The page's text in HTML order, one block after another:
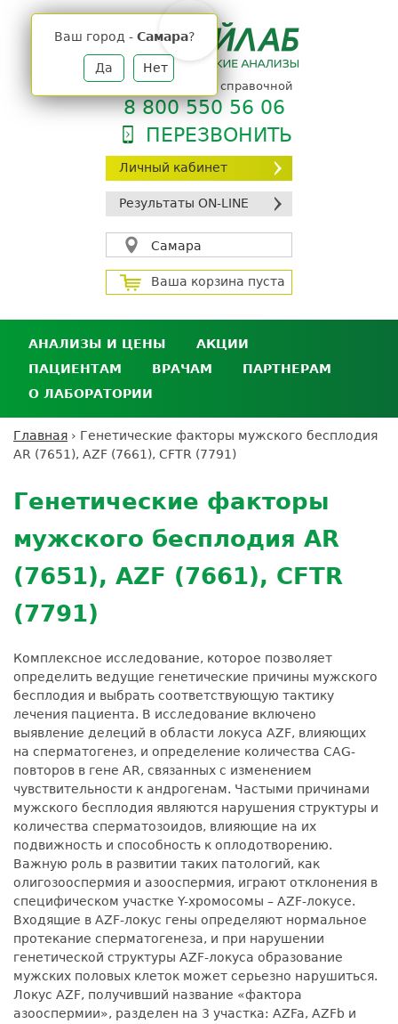
Личный кабинет
Результаты ON-LINE
Самара
Ваш город - Самара?
Да Нет
Ваша корзина пуста
телефон единой справочной
8 800 550 56 06
ПЕРЕЗВОНИТЬ
АНАЛИЗЫ И ЦЕНЫ
Анализы и цены
Где сдать анализы
Выезд на дом
Подготовка к анализам
Расшифровка анализов
АКЦИИ
ПАЦИЕНТАМ
Личный кабинет пациента
Дисконтная программа
ДМС
Усиление профилактических мер для
безопасности пациентов
ВРАЧАМ
Сотрудничество
Экскурсия в
ПАРТНЕРАМ
кабинет
партнёра
Экскурсия в
лабораторию
О ЛАБОРАТОРИИ
Контроль качества
Документы
Вы
Главная › Генетические факторы мужского бесплодия
AR (7651), AZF (7661), CFTR (7791)
to
top
Генетические факторы
мужского бесплодия AR
(7651), AZF (7661), CFTR
(7791)
Комплексное исследование, которое позволяет
определить ведущие генетические причины мужского
бесплодия и выбрать соответствующую тактику
лечения пациента. В исследование включено
выявление делеций в области локуса AZF, влияющих
на сперматогенез, и определение количества CAG-
повторов в гене AR, связанных с изменением
чувствительности к андрогенам. Частыми причинами
мужского бесплодия являются нарушения структуры и
количества сперматозоидов, влияющие на их
подвижность и способность к оплодотворению.
Важную роль в развитии таких патологий, как
олигозооспермия и азооспермия, играют отклонения в
специфическом участке Y-хромосомы – AZF-локусе.
Входящие в AZF-локус гены определяют нормальное
протекание сперматогенеза, и при нарушении
генетической структуры AZF-локуса образование
мужских половых клеток может серьезно нарушиться.
Локус AZF, получивший название «фактора
азооспермии», разделен на 3 участка: AZFa, AZFb и